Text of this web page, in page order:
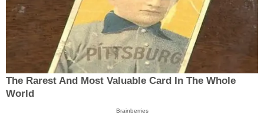
The Rarest And Most Valuable Card In The Whole
World
Brainberries